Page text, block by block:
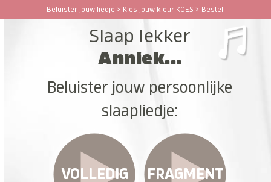
Beluister jouw liedje > Kies jouw kleur KOES > Bestel!
Open
Close
Slaap lekker
Anniek...
Beluister jouw persoonlijke
slaapliedje:
VOLLEDIG FRAGMENT